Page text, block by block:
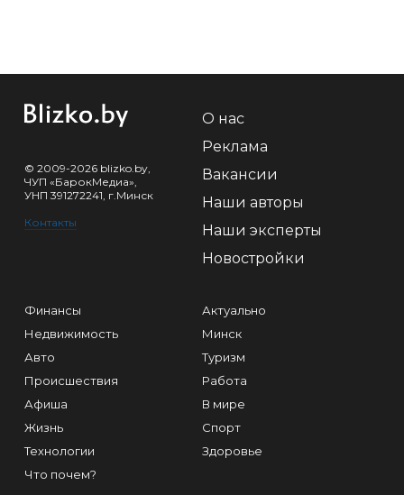
© 2009-2026 blizko.by,
ЧУП «БарокМедиа»,
УНП 391272241, г.Минск
Контакты
О нас
Реклама
Вакансии
Наши авторы
Наши эксперты
Новостройки
Финансы
Недвижимость
Авто
Происшествия
Афиша
Жизнь
Технологии
Что почем?
Актуально
Минск
Туризм
Работа
В мире
Спорт
Здоровье